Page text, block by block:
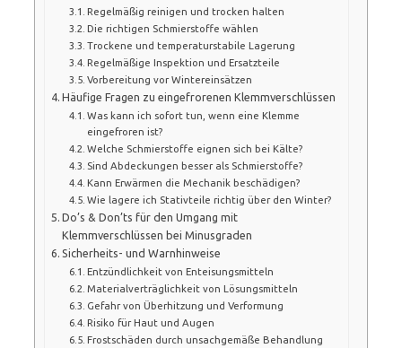
Regelmäßig reinigen und trocken halten
Die richtigen Schmierstoffe wählen
Trockene und temperaturstabile Lagerung
Regelmäßige Inspektion und Ersatzteile
Vorbereitung vor Wintereinsätzen
Häufige Fragen zu eingefrorenen Klemmverschlüssen
Was kann ich sofort tun, wenn eine Klemme
eingefroren ist?
Welche Schmierstoffe eignen sich bei Kälte?
Sind Abdeckungen besser als Schmierstoffe?
Kann Erwärmen die Mechanik beschädigen?
Wie lagere ich Stativteile richtig über den Winter?
Do’s & Don’ts für den Umgang mit
Klemmverschlüssen bei Minusgraden
Sicherheits- und Warnhinweise
Entzündlichkeit von Enteisungsmitteln
Materialverträglichkeit von Lösungsmitteln
Gefahr von Überhitzung und Verformung
Risiko für Haut und Augen
Frostschäden durch unsachgemäße Behandlung